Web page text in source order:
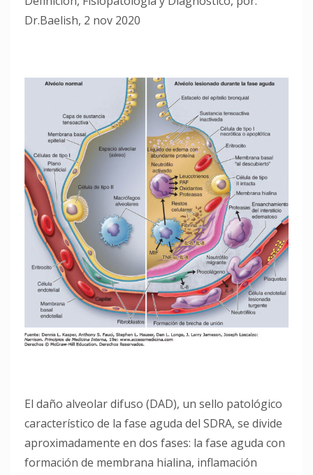
Dr.Baelish, 2 nov 2020
El daño alveolar difuso (DAD), un sello patológico
característico de la fase aguda del SDRA, se divide
aproximadamente en dos fases: la fase aguda con
formación de membrana hialina, inflamación